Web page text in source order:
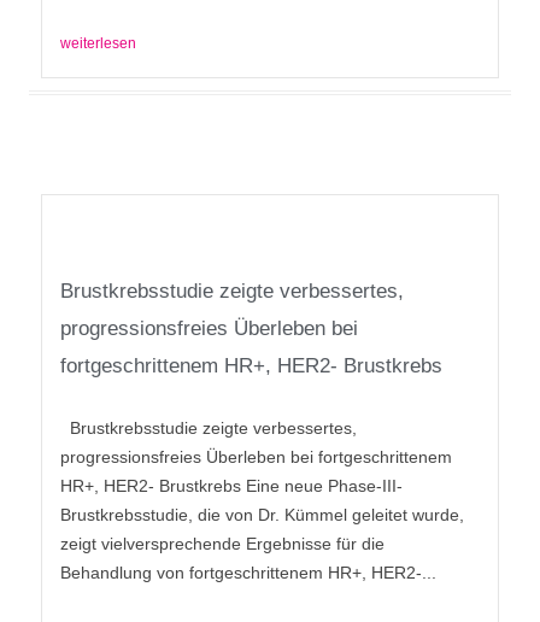
weiterlesen
Brustkrebsstudie zeigte verbessertes,
progressionsfreies Überleben bei
fortgeschrittenem HR+, HER2- Brustkrebs
Brustkrebsstudie zeigte verbessertes,
progressionsfreies Überleben bei fortgeschrittenem
HR+, HER2- Brustkrebs Eine neue Phase-III-
Brustkrebsstudie, die von Dr. Kümmel geleitet wurde,
zeigt vielversprechende Ergebnisse für die
Behandlung von fortgeschrittenem HR+, HER2-...